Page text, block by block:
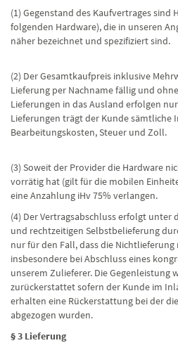
(1) Gegenstand des Kaufvertrages
folgenden Hardware), die in unseren
näher bezeichnet und spezifiziert sind.
(2) Der Gesamtkaufpreis inklusive
Lieferung per Nachname fällig und
Lieferungen in das Ausland erfolgen
Lieferungen trägt der Kunde
Bearbeitungskosten, Steuer und Zoll.
(3) Soweit der Provider die Hardware
vorrätig hat (gilt für die mobilen
eine Anzahlung iHv 75% verlangen.
(4) Der Vertragsabschluss erfolgt unter
und rechtzeitigen Selbstbelieferung
nur für den Fall, dass die
insbesondere bei Abschluss eines
unserem Zulieferer. Die Gegenleistung
zurückerstattet sofern der Kunde im
erhalten eine Rückerstattung bei der
abgezogen wurden.
§ 3 Lieferung